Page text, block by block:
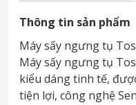
Thông tin sản phẩm
Máy sấy ngưng tụ
Máy sấy ngưng tụ
kiểu dáng tinh tế,
tiện lợi, công nghệ